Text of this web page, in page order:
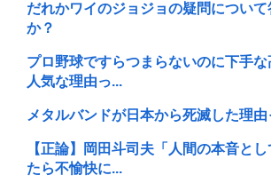
だれかワイのジョジョの疑問につい
か？
プロ野球ですらつまらないのに下手
人気な理由っ...
メタルバンドが日本から死滅した理由
【正論】岡田斗司夫「人間の本音と
たら不愉快に...